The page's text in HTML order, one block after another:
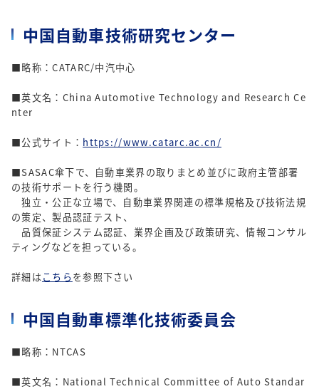
中国自動車技術研究センター
■略称：CATARC/中汽中心
■英文名：China Automotive Technology and Research Ce
nter
■公式サイト： https://www.catarc.ac.cn/
■SASAC傘下で、自動車業界の取りまとめ並びに政府主管部署
の技術サポートを行う機関。
独立・公正な立場で、自動車業界関連の標準規格及び技術法規
の策定、製品認証テスト、
品質保証システム認証、業界企画及び政策研究、情報コンサル
ティングなどを担っている。
詳細はこちら を参照下さい
中国自動車標準化技術委員会
■略称：NTCAS
■英文名：National Technical Committee of Auto Standar